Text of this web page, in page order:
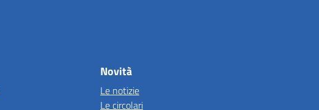
Novità
Le notizie
Le circolari